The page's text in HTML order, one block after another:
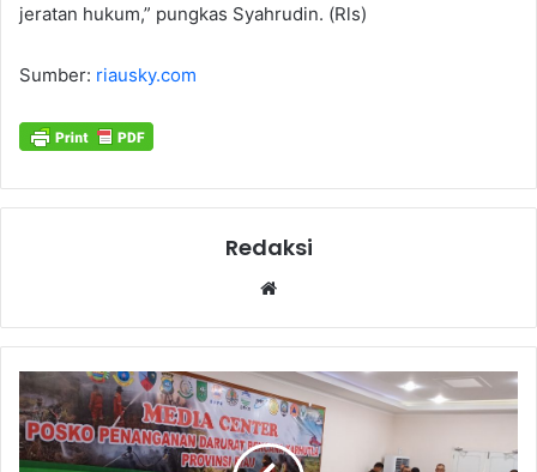
jeratan hukum,” pungkas Syahrudin. (Rls)
Sumber: riausky.com
Redaksi